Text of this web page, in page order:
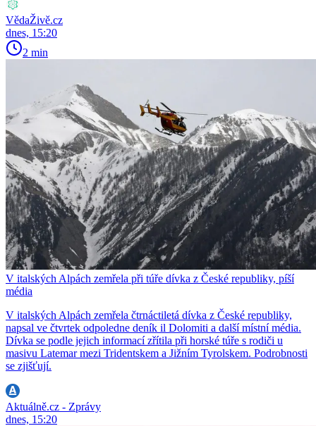
VědaŽivě.cz
dnes, 15:20
2 min
V italských Alpách zemřela při túře dívka z České republiky, píší
média
V italských Alpách zemřela čtrnáctiletá dívka z České republiky,
napsal ve čtvrtek odpoledne deník il Dolomiti a další místní média.
Dívka se podle jejich informací zřítila při horské túře s rodiči u
masivu Latemar mezi Tridentskem a Jižním Tyrolskem. Podrobnosti
se zjišťují.
Aktuálně.cz - Zprávy
dnes, 15:20